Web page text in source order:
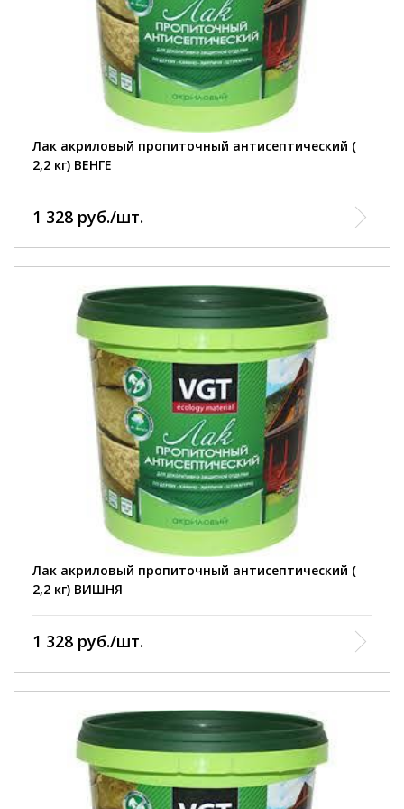
Лак акриловый пропиточный антисептический (
2,2 кг) ВЕНГЕ
до отлипа – 1 час, полное высыхание через 24 часа
при температуре (20±2)°С и отн. влажности воздуха
(65±5)%. Работы производить при температуре от +7°С
до +30°С и отн. влажности воздуха не более 80%.
1 328 руб./шт.
Лак акриловый пропиточный антисептический (
2,2 кг) ВИШНЯ
0,9 кг: 2,2 кг: 9 кг.
100-160 г/м².
полное высыхание:
до отлипа – 1 час, полное высыхание через 24 часа
при температуре (20±2)°С и отн. влажности воздуха
(65±5)%. Работы производить при температуре от +7°С
до +30°С и отн. влажности воздуха не более 80%.
1 328 руб./шт.
0,9 кг: 2,2 кг: 9 кг.